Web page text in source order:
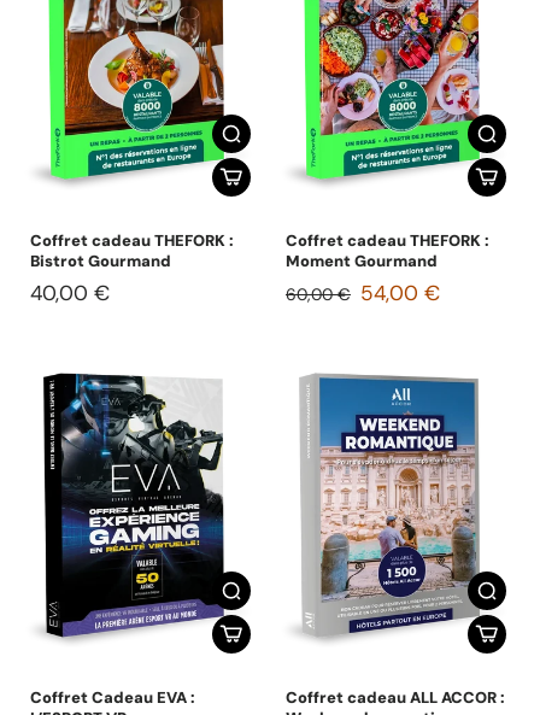
Coffret cadeau THEFORK :
Bistrot Gourmand
40,00 €
Coffret cadeau THEFORK :
Moment Gourmand
60,00 € 54,00 €
Coffret Cadeau EVA :
Coffret cadeau ALL ACCOR :